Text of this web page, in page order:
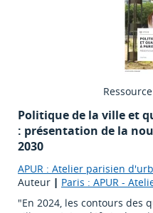
Politique de la ville et
: présentation de la
2030
APUR : Atelier parisien
Auteur | Paris : APUR -
"En 2024, les contours des